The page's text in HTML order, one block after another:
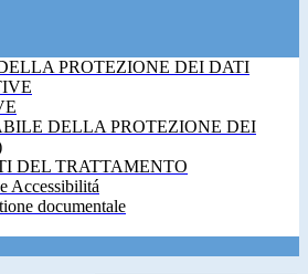
PROTEZIONE DEI DATI
DELLA PROTEZIONE DEI
DEL TRATTAMENTO
Accessibilitá
documentale